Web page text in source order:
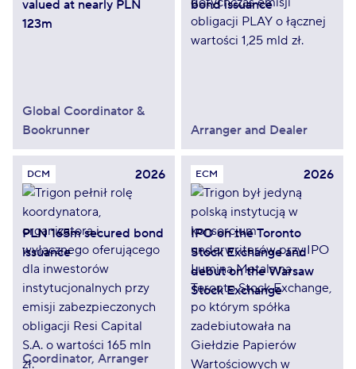
valued at nearly PLN
123m
Global Coordinator &
Bookrunner
bond issuance
Arranger and Dealer
DCM 2026
PLN 165m secured bond
issuance
Coordinator, Arranger
ECM 2026
IPO on the Toronto
Stock Exchange and
debut on the Warsaw
Stock Exchange